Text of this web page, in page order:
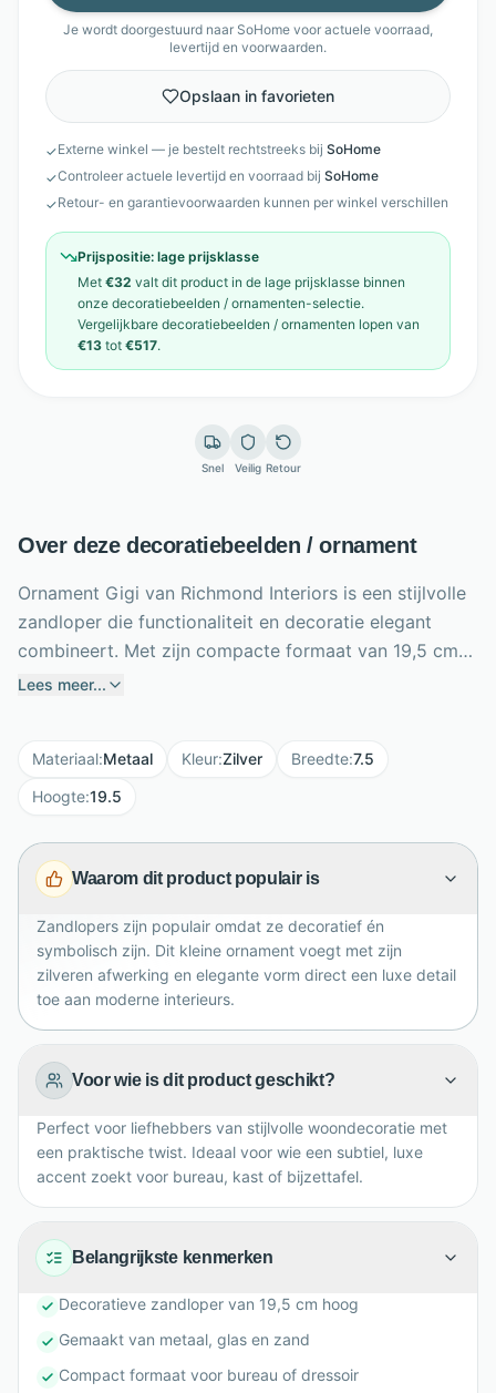
Je wordt doorgestuurd naar SoHome voor actuele voorraad,
levertijd en voorwaarden.
Opslaan in favorieten
✓Externe winkel — je bestelt rechtstreeks bij SoHome
✓Controleer actuele levertijd en voorraad bij SoHome
✓Retour- en garantievoorwaarden kunnen per winkel verschillen
Prijspositie: lage prijsklasse
Met €32 valt dit product in de lage prijsklasse binnen
onze decoratiebeelden / ornamenten-selectie.
Vergelijkbare decoratiebeelden / ornamenten lopen van
€13 tot €517.
Snel Veilig Retour
Over deze decoratiebeelden / ornament
Ornament Gigi van Richmond Interiors is een stijlvolle
zandloper die functionaliteit en decoratie elegant
combineert. Met zijn compacte formaat van 19,5 cm
hoog en 7,5 cm breed past dit ornament moeiteloos
zandloper een verfijnde uitstraling, terwijl de zilveren
kleur zorgt voor een luxe accent in huis. Gigi herinnert
sfeer toe aan je interieur. Ideaal als decoratief object
in de woonkamer, werkkamer of hal, en mooi te
Lees meer...
Materiaal:Metaal Kleur:Zilver Breedte:7.5
Hoogte:19.5
Waarom dit product populair is
Zandlopers zijn populair omdat ze decoratief én
symbolisch zijn. Dit kleine ornament voegt met zijn
zilveren afwerking en elegante vorm direct een luxe detail
toe aan moderne interieurs.
Voor wie is dit product geschikt?
Perfect voor liefhebbers van stijlvolle woondecoratie met
een praktische twist. Ideaal voor wie een subtiel, luxe
accent zoekt voor bureau, kast of bijzettafel.
Belangrijkste kenmerken
Decoratieve zandloper van 19,5 cm hoog
Gemaakt van metaal, glas en zand
Compact formaat voor bureau of dressoir